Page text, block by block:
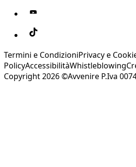
Termini e CondizioniPrivacy e
PolicyAccessibilitàWhistleblowing
Copyright 2026 ©Avvenire P.Iva